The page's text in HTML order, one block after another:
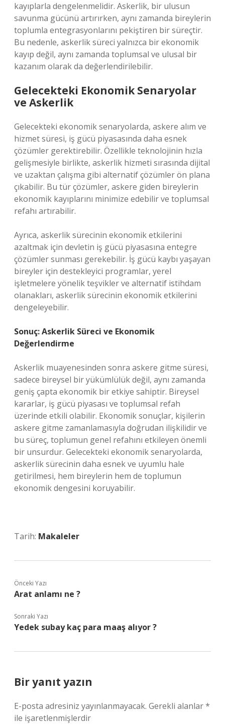
kayıplarla dengelenmelidir. Askerlik, bir ulusun
savunma gücünü artırırken, aynı zamanda bireylerin
toplumla entegrasyonlarını pekiştiren bir süreçtir.
Bu nedenle, askerlik süreci yalnızca bir ekonomik
kayıp değil, aynı zamanda toplumsal ve ulusal bir
kazanım olarak da değerlendirilebilir.
Gelecekteki Ekonomik Senaryolar
ve Askerlik
Gelecekteki ekonomik senaryolarda, askere alım ve
hizmet süresi, iş gücü piyasasında daha esnek
çözümler gerektirebilir. Özellikle teknolojinin hızla
gelişmesiyle birlikte, askerlik hizmeti sırasında dijital
ve uzaktan çalışma gibi alternatif çözümler ön plana
çıkabilir. Bu tür çözümler, askere giden bireylerin
ekonomik kayıplarını minimize edebilir ve toplumsal
refahı artırabilir.
Ayrıca, askerlik sürecinin ekonomik etkilerini
azaltmak için devletin iş gücü piyasasına entegre
çözümler sunması gerekebilir. İş gücü kaybı yaşayan
bireyler için destekleyici programlar, yerel
işletmelere yönelik teşvikler ve alternatif istihdam
olanakları, askerlik sürecinin ekonomik etkilerini
dengeleyebilir.
Sonuç: Askerlik Süreci ve Ekonomik
Değerlendirme
Askerlik muayenesinden sonra askere gitme süresi,
sadece bireysel bir yükümlülük değil, aynı zamanda
geniş çapta ekonomik bir etkiye sahiptir. Bireysel
kararlar, iş gücü piyasası ve toplumsal refah
üzerinde etkili olabilir. Ekonomik sonuçlar, kişilerin
askere gitme zamanlamasıyla doğrudan ilişkilidir ve
bu süreç, toplumun genel refahını etkileyen önemli
bir unsurdur. Gelecekteki ekonomik senaryolarda,
askerlik sürecinin daha esnek ve uyumlu hale
getirilmesi, hem bireylerin hem de toplumun
ekonomik dengesini koruyabilir.
Tarih: Makaleler
Önceki Yazı
Arat anlamı ne ?
Sonraki Yazı
Yedek subay kaç para maaş alıyor ?
Bir yanıt yazın
E-posta adresiniz yayınlanmayacak. Gerekli alanlar*
ile işaretlenmişlerdir